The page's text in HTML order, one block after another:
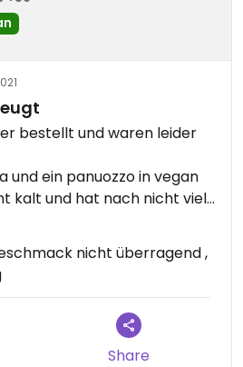
bestellt und waren leider
und ein panuozzo in vegan
kalt und hat nach nicht viel
dass das Angebot sich
vorgehabt hier zu
erst abends bestellen
oft bei uns nicht
wir es nochmal wenn wir dort
nicht überragend ,
Share